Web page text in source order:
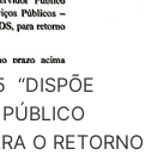
“DISPÕE
O RETORNO